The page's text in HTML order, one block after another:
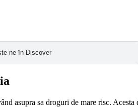
ne în Discover
asupra sa droguri de mare risc.